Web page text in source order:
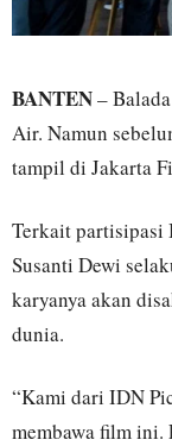
BANTEN–
Air. Namun
tampil di Jakarta
Terkait partisipasi
Susanti Dewi
karyanya akan
dunia.
“Kami dari IDN
membawa film